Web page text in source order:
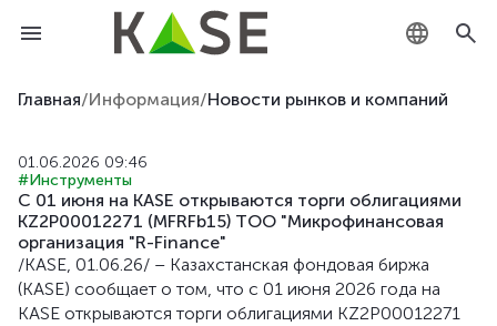
KZ
EN
Главная/Информация/Новости рынков и компаний
01.06.2026 09:46
#Инструменты
С 01 июня на KASE открываются торги облигациями
KZ2P00012271 (MFRFb15) ТОО "Микрофинансовая
организация "R-Finance"
/KASE, 01.06.26/ – Казахстанская фондовая биржа
(KASE) сообщает о том, что с 01 июня 2026 года на
KASE открываются торги облигациями KZ2P00012271